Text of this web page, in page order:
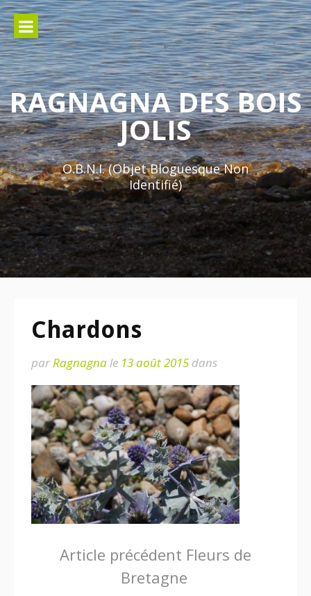
Aller
au
contenu
RAGNAGNA DES BOIS
JOLIS
O.B.N.I. (Objet Bloguesque Non
Identifié)
Chardons
parRagnagnale 13 août 2015 dans
LireArticle précédent Fleurs de
Bretagne